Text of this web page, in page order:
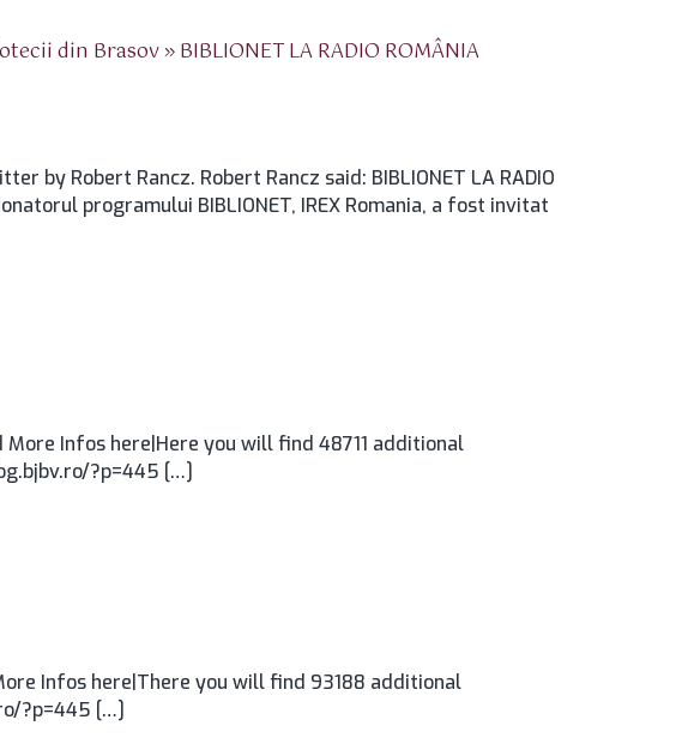
din Brasov » BIBLIONET LA RADIO ROMÂNIA
by Robert Rancz. Robert Rancz said: BIBLIONET LA RADIO
programului BIBLIONET, IREX Romania, a fost invitat
Infos here|Here you will find 48711 additional
?p=445 […]
Infos here|There you will find 93188 additional
?p=445 […]